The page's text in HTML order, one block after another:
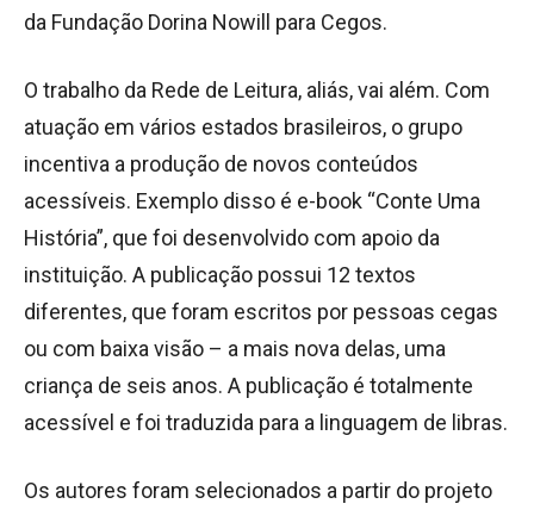
da Fundação Dorina Nowill para Cegos.
O trabalho da Rede de Leitura, aliás, vai além. Com
atuação em vários estados brasileiros, o grupo
incentiva a produção de novos conteúdos
acessíveis. Exemplo disso é e-book “Conte Uma
História”, que foi desenvolvido com apoio da
instituição. A publicação possui 12 textos
diferentes, que foram escritos por pessoas cegas
ou com baixa visão – a mais nova delas, uma
criança de seis anos. A publicação é totalmente
acessível e foi traduzida para a linguagem de libras.
Os autores foram selecionados a partir do projeto